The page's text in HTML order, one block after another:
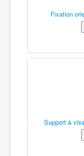
Fixation
Support à